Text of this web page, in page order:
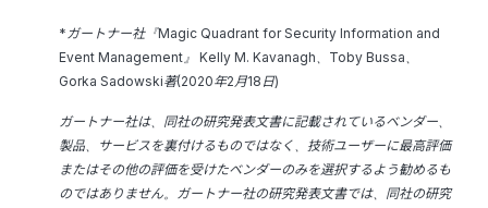
*ガートナー社『Magic Quadrant for Security Information and
Event Management』 Kelly M. Kavanagh、Toby Bussa、
Gorka Sadowski著(2020年2月18日)
ガートナー社は、同社の研究発表文書に記載されているベンダー、
製品、サービスを裏付けるものではなく、技術ユーザーに最高評価
またはその他の評価を受けたベンダーのみを選択するよう勧めるも
のではありません。ガートナー社の研究発表文書では、同社の研究